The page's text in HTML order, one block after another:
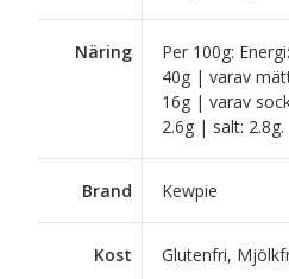
Näring
Per 100g:
40g | varav
16g | varav
2.6g | salt: 2.8g.
Brand Kewpie
Kost Glutenfri,